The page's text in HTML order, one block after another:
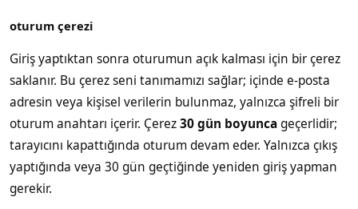
oturum çerezi
Giriş yaptıktan sonra oturumun açık kalması için bir çerez
saklanır. Bu çerez seni tanımamızı sağlar; içinde e-posta
adresin veya kişisel verilerin bulunmaz, yalnızca şifreli bir
oturum anahtarı içerir. Çerez30 gün boyuncageçerlidir;
tarayıcını kapattığında oturum devam eder. Yalnızca çıkış
yaptığında veya 30 gün geçtiğinde yeniden giriş yapman
gerekir.